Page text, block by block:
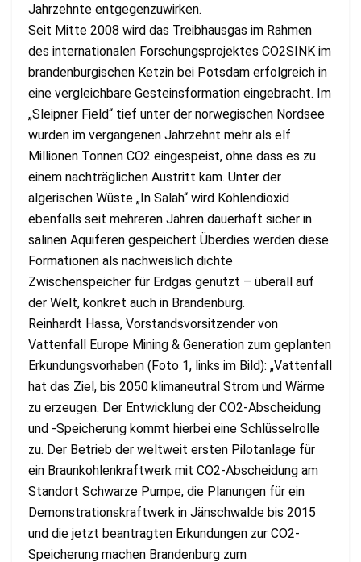
Jahrzehnte entgegenzuwirken.
Seit Mitte 2008 wird das Treibhausgas im Rahmen
des internationalen Forschungsprojektes CO2SINK im
brandenburgischen Ketzin bei Potsdam erfolgreich in
eine vergleichbare Gesteinsformation eingebracht. Im
„Sleipner Field“ tief unter der norwegischen Nordsee
wurden im vergangenen Jahrzehnt mehr als elf
Millionen Tonnen CO2 eingespeist, ohne dass es zu
einem nachträglichen Austritt kam. Unter der
algerischen Wüste „In Salah“ wird Kohlendioxid
ebenfalls seit mehreren Jahren dauerhaft sicher in
salinen Aquiferen gespeichert Überdies werden diese
Formationen als nachweislich dichte
Zwischenspeicher für Erdgas genutzt – überall auf
der Welt, konkret auch in Brandenburg.
Reinhardt Hassa, Vorstandsvorsitzender von
Vattenfall Europe Mining & Generation zum geplanten
Erkundungsvorhaben (Foto 1, links im Bild): „Vattenfall
hat das Ziel, bis 2050 klimaneutral Strom und Wärme
zu erzeugen. Der Entwicklung der CO2-Abscheidung
und -Speicherung kommt hierbei eine Schlüsselrolle
zu. Der Betrieb der weltweit ersten Pilotanlage für
ein Braunkohlenkraftwerk mit CO2-Abscheidung am
Standort Schwarze Pumpe, die Planungen für ein
Demonstrationskraftwerk in Jänschwalde bis 2015
und die jetzt beantragten Erkundungen zur CO2-
Speicherung machen Brandenburg zum